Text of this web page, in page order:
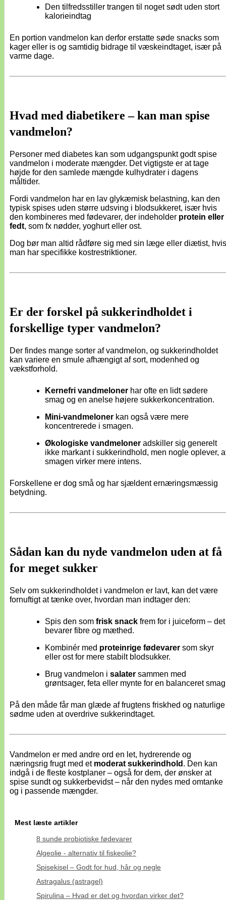
Den tilfredsstiller trangen til noget sødt uden stort
kalorieindtag
En portion vandmelon kan derfor erstatte søde snacks som
kager eller is og samtidig bidrage til væskeindtaget, især på
varme dage.
Hvad med diabetikere – kan man spise
vandmelon?
Personer med diabetes kan som udgangspunkt godt spise
vandmelon i moderate mængder. Det vigtigste er at tage
højde for den samlede mængde kulhydrater i dagens
måltider.
Fordi vandmelon har en lav glykæmisk belastning, kan den
typisk spises uden større udsving i blodsukkeret, især hvis
den kombineres med fødevarer, der indeholder protein eller
fedt, som fx nødder, yoghurt eller ost.
Dog bør man altid rådføre sig med sin læge eller diætist, hvis
man har specifikke kostrestriktioner.
Er der forskel på sukkerindholdet i
forskellige typer vandmelon?
Der findes mange sorter af vandmelon, og sukkerindholdet
kan variere en smule afhængigt af sort, modenhed og
vækstforhold.
Kernefri vandmeloner har ofte en lidt sødere
smag og en anelse højere sukkerkoncentration.
Mini-vandmeloner kan også være mere
koncentrerede i smagen.
Økologiske vandmeloner adskiller sig generelt
ikke markant i sukkerindhold, men nogle oplever,
smagen virker mere intens.
Forskellene er dog små og har sjældent ernæringsmæssig
betydning.
Sådan kan du nyde vandmelon uden at få
for meget sukker
Selv om sukkerindholdet i vandmelon er lavt, kan det være
fornuftigt at tænke over, hvordan man indtager den:
Spis den som frisk snack frem for i juiceform – det
bevarer fibre og mæthed.
Kombinér med proteinrige fødevarer som skyr
eller ost for mere stabilt blodsukker.
Brug vandmelon i salater sammen med
grøntsager, feta eller mynte for en balanceret
På den måde får man glæde af frugtens friskhed og naturlige
sødme uden at overdrive sukkerindtaget.
Vandmelon er med andre ord en let, hydrerende og
næringsrig frugt med et moderat sukkerindhold . Den kan
indgå i de fleste kostplaner – også for dem, der ønsker at
spise sundt og sukkerbevidst – når den nydes med omtanke
og i passende mængder.
Mest læste artikler
8 sunde probiotiske fødevarer
Algeolie - alternativ til fiskeolie?
Spisekisel – Godt for hud, hår og negle
Astragalus (astragel)
Spirulina – Hvad er det og hvordan virker det?